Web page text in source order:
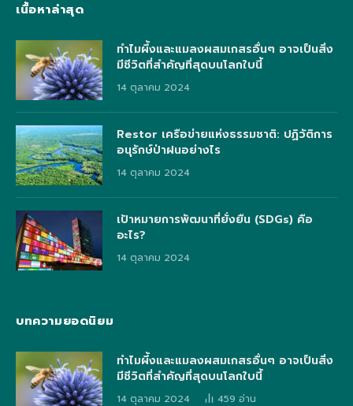
เนื้อหาล่าสุด
ทำไมผึ้งและแมลงผสมเกสรอื่นๆ อาจเป็นสิ่ง
มีชีวิตที่สำคัญที่สุดบนโลกใบนี้
14 ตุลาคม 2024
Restor เครือข่ายแห่งธรรมชาติ: ปฏิวัติการ
อนุรักษ์ป่าฝนอย่างไร
14 ตุลาคม 2024
เป้าหมายการพัฒนาที่ยั่งยืน (SDGs) คือ
อะไร?
14 ตุลาคม 2024
บทความยอดนิยม
ทำไมผึ้งและแมลงผสมเกสรอื่นๆ อาจเป็นสิ่ง
มีชีวิตที่สำคัญที่สุดบนโลกใบนี้
14 ตุลาคม 2024 459 อ่าน